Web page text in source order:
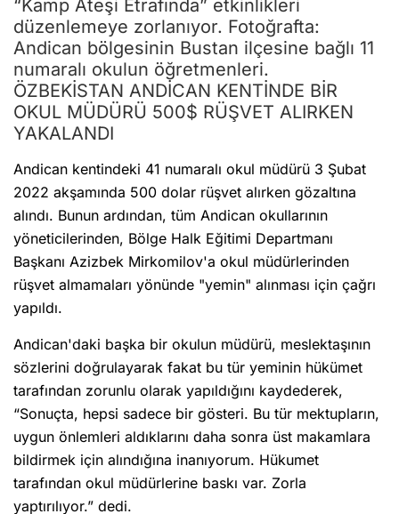
ÖZBEKİSTAN ANDİCAN KENTİNDE BİR
OKUL MÜDÜRÜ 500$ RÜŞVET ALIRKEN
YAKALANDI
Andican kentindeki 41 numaralı okul müdürü 3 Şubat
2022 akşamında 500 dolar rüşvet alırken gözaltına
alındı. Bunun ardından, tüm Andican okullarının
yöneticilerinden, Bölge Halk Eğitimi Departmanı
Başkanı Azizbek Mirkomilov'a okul müdürlerinden
rüşvet almamaları yönünde "yemin" alınması için çağrı
yapıldı.
Andican'daki başka bir okulun müdürü, meslektaşının
sözlerini doğrulayarak fakat bu tür yeminin hükümet
tarafından zorunlu olarak yapıldığını kaydederek,
“Sonuçta, hepsi sadece bir gösteri. Bu tür mektupların,
uygun önlemleri aldıklarını daha sonra üst makamlara
bildirmek için alındığına inanıyorum. Hükumet
tarafından okul müdürlerine baskı var. Zorla
yaptırılıyor.” dedi.